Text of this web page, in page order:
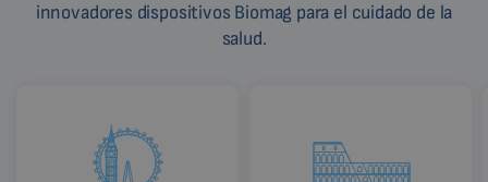
innovadores dispositivos Biomag para el cuidado de la
salud.